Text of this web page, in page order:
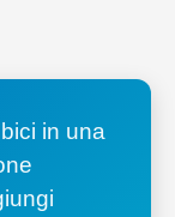
in una